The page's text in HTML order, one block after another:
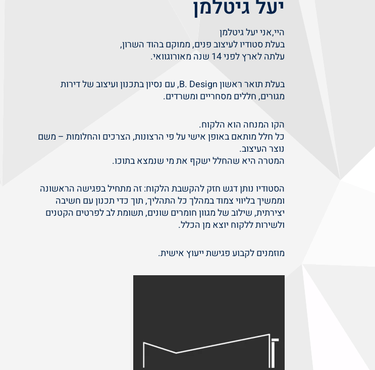
יעל גיטלמן
היי,אני יעל גיטלמן
בעלת סטודיו לעיצוב פנים, ממוקם בהוד השרון,
עלתה לארץ לפני 14 שנה מאורוגוואי.
בעלת תואר ראשון B. Design, עם נסיון בתכנון ועיצוב של דירות
מגורים, חללים מסחריים ומשרדים.
​הקו המנחה הוא הלקוח.
כל חלל מותאם באופן אישי על פי הרצונות, הצרכים והחלומות – משם
נוצר העיצוב.
המטרה היא שהחלל ישקף את מי שנמצא בתוכו.
​הסטודיו נותן דגש חזק להקשבת הלקוח: זה מתחיל בפגישה הראשונה
וממשיך בליווי צמוד במהלך כל התהליך, תוך כדי תכנון עם חשיבה
יצירתית, שילוב של מגוון חומרים שונים, תשומת לב לפרטים הקטנים
ולשירות ללקוח יוצא מן הכלל.
​מוזמנים לקבוע פגישת ייעוץ אישית.